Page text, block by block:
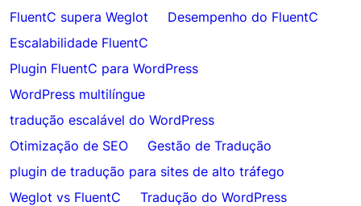
FluentC supera Weglot
Desempenho do FluentC
Escalabilidade FluentC
Plugin FluentC para WordPress
WordPress multilíngue
tradução escalável do WordPress
Otimização de SEO
Gestão de Tradução
plugin de tradução para sites de alto tráfego
Weglot vs FluentC
Tradução do WordPress